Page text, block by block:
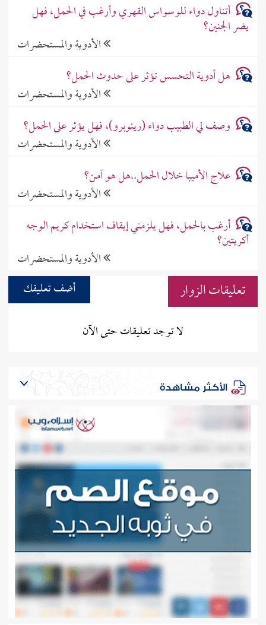
أتناول دواء للوسواس القهري وأرغب في الحمل، فهل
يضر الجنين؟
الأدوية والمستحضرات
هل أدوية التحسس تؤثر على حدوث الحمل؟
الأدوية والمستحضرات
وصف لي الطبيب دواء (رينوبرو)، فهل يؤثر على الحمل؟
الأدوية والمستحضرات
علاج الأميبا خلال الحمل..هل هو آمن؟
الأدوية والمستحضرات
أرغب بالحمل، فهل يلزمني إيقاف استخدام كريم الوجه
أكريتين؟
الأدوية والمستحضرات
تعليقات الزوار
أضف تعليقك
لا توجد تعليقات حتى الآن
الأكثر مشاهدة